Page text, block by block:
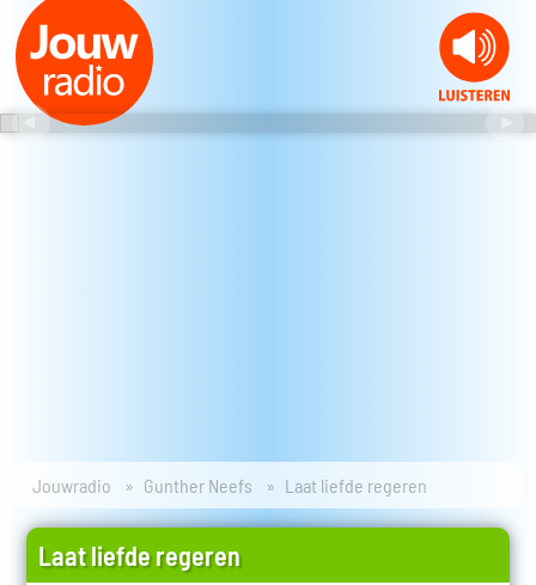
Jouwradio Gunther Neefs Laat liefde regeren
Laat liefde regeren